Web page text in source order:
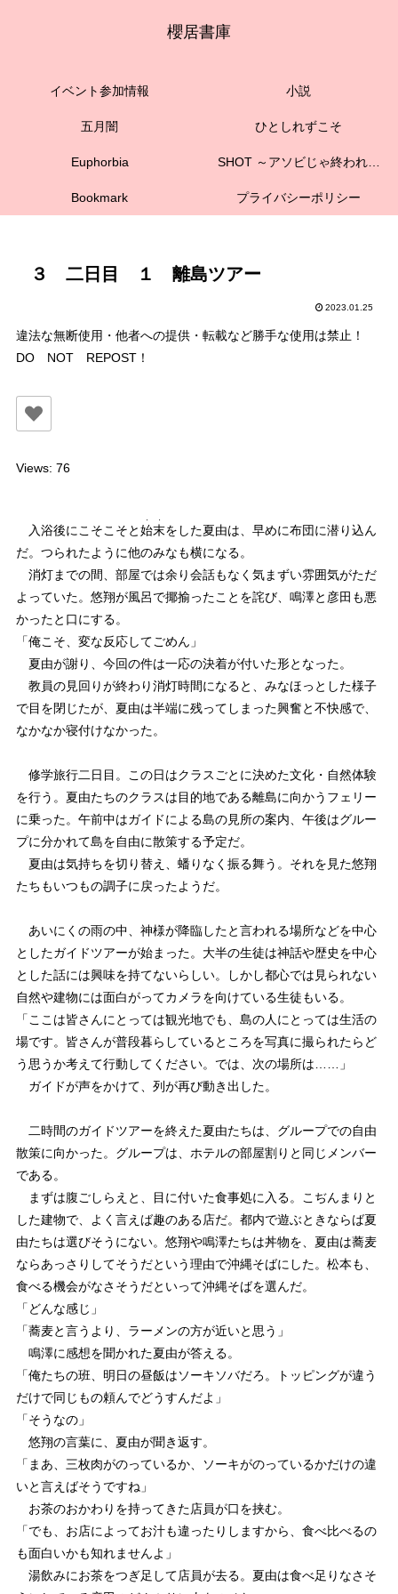
櫻居書庫
イベント参加情報 小説
五月闇 ひとしれずこそ
Euphorbia SHOT ～アソビじゃ終われない
Bookmark プライバシーポリシー
３ 二日目 １ 離島ツアー
2023.01.25
違法な無断使用・他者への提供・転載など勝手な使用は禁止！
DO NOT REPOST！
Views: 76
入浴後にこそこそと始末
・・
をした夏由は、早めに布団に潜り込ん
だ。つられたように他のみなも横になる。
消灯までの間、部屋では余り会話もなく気まずい雰囲気がただ
よっていた。悠翔が風呂で揶揄ったことを詫び、鳴澤と彦田も悪
かったと口にする。
「俺こそ、変な反応してごめん」
夏由が謝り、今回の件は一応の決着が付いた形となった。
教員の見回りが終わり消灯時間になると、みなほっとした様子
で目を閉じたが、夏由は半端に残ってしまった興奮と不快感で、
なかなか寝付けなかった。
修学旅行二日目。この日はクラスごとに決めた文化・自然体験
を行う。夏由たちのクラスは目的地である離島に向かうフェリー
に乗った。午前中はガイドによる島の見所の案内、午後はグルー
プに分かれて島を自由に散策する予定だ。
夏由は気持ちを切り替え、蟠りなく振る舞う。それを見た悠翔
たちもいつもの調子に戻ったようだ。
あいにくの雨の中、神様が降臨したと言われる場所などを中心
としたガイドツアーが始まった。大半の生徒は神話や歴史を中心
とした話には興味を持てないらしい。しかし都心では見られない
自然や建物には面白がってカメラを向けている生徒もいる。
「ここは皆さんにとっては観光地でも、島の人にとっては生活の
場です。皆さんが普段暮らしているところを写真に撮られたらど
う思うか考えて行動してください。では、次の場所は……」
ガイドが声をかけて、列が再び動き出した。
二時間のガイドツアーを終えた夏由たちは、グループでの自由
散策に向かった。グループは、ホテルの部屋割りと同じメンバー
である。
まずは腹ごしらえと、目に付いた食事処に入る。こぢんまりと
した建物で、よく言えば趣のある店だ。都内で遊ぶときならば夏
由たちは選びそうにない。悠翔や鳴澤たちは丼物を、夏由は蕎麦
ならあっさりしてそうだという理由で沖縄そばにした。松本も、
食べる機会がなさそうだといって沖縄そばを選んだ。
「どんな感じ」
「蕎麦と言うより、ラーメンの方が近いと思う」
鳴澤に感想を聞かれた夏由が答える。
「俺たちの班、明日の昼飯はソーキソバだろ。トッピングが違う
だけで同じもの頼んでどうすんだよ」
「そうなの」
悠翔の言葉に、夏由が聞き返す。
「まあ、三枚肉がのっているか、ソーキがのっているかだけの違
いと言えばそうですね」
お茶のおかわりを持ってきた店員が口を挟む。
「でも、お店によってお汁も違ったりしますから、食べ比べるの
も面白いかも知れませんよ」
湯飲みにお茶をつぎ足して店員が去る。夏由は食べ足りなさそ